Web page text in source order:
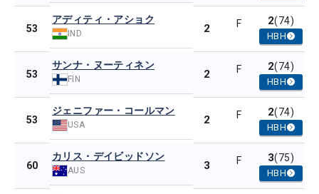
53
アディティ・アショク
IND 2 F 2(74)
HBH
53
サンナ・ヌーティネン
FIN 2 F 2(74)
HBH
53
ジェニファー・コールマン
USA 2 F 2(74)
HBH
60
カリス・デイビッドソン
AUS 3 F 3(75)
HBH